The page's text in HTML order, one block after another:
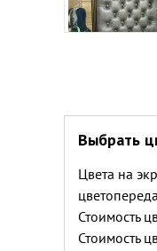
Выбрать
Цвета на
Стоимость
Стоимость